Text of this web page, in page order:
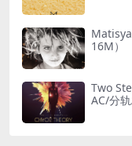
16M）
Two
AC/分